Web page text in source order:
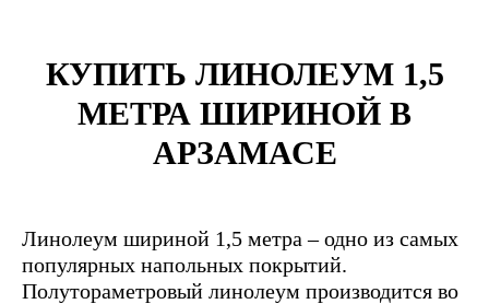
КУПИТЬ ЛИНОЛЕУМ 1,5
МЕТРА ШИРИНОЙ В
АРЗАМАСЕ
Линолеум шириной 1,5 метра – одно из самых
популярных напольных покрытий.
Полутораметровый линолеум производится во